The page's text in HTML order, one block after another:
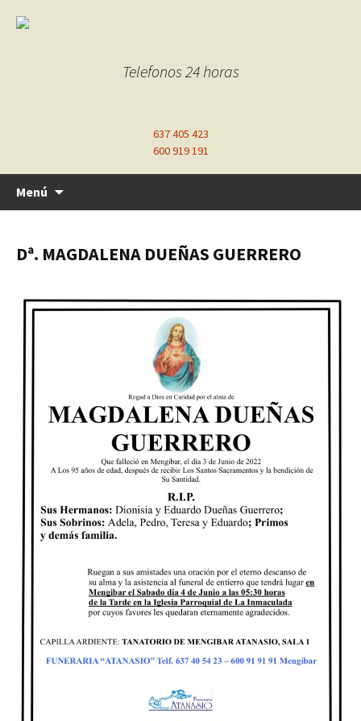
Telefonos 24 horas
637 405 423
600 919 191
Menú
Dª. MAGDALENA DUEÑAS GUERRERO